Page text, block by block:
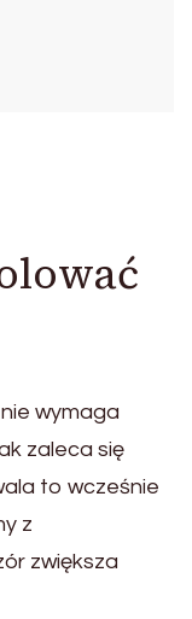
wymaga
zaleca się
to wcześnie
z
zwiększa